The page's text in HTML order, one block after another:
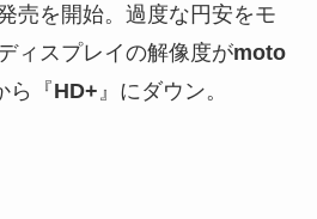
売を開始。過度な円安をモ
ィスプレイの解像度がmoto
ら『HD+ 』にダウン。